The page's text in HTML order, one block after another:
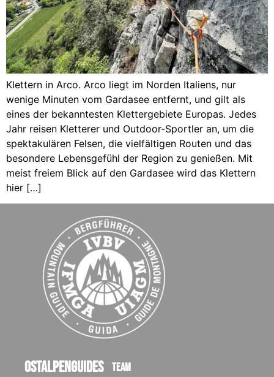
Klettern in Arco. Arco liegt im Norden Italiens, nur
wenige Minuten vom Gardasee entfernt, und gilt als
eines der bekanntesten Klettergebiete Europas. Jedes
Jahr reisen Kletterer und Outdoor-Sportler an, um die
spektakulären Felsen, die vielfältigen Routen und das
besondere Lebensgefühl der Region zu genießen. Mit
meist freiem Blick auf den Gardasee wird das Klettern
hier […]
Ostalpenguides Team